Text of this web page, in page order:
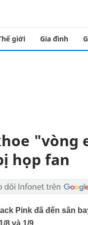
giới Gia đình
"vòng
họp fan
Pink đã đến sân
8 và 1/9.